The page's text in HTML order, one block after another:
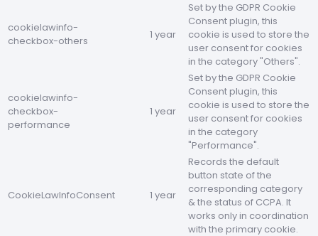
cookielawinfo-
checkbox-others
1 year
Set by the GDPR Cookie
Consent plugin, this
cookie is used to store the
user consent for cookies
in the category "Others".
cookielawinfo-
checkbox-
performance
1 year
Set by the GDPR Cookie
Consent plugin, this
cookie is used to store the
user consent for cookies
in the category
"Performance".
CookieLawInfoConsent 1 year
Records the default
button state of the
corresponding category
& the status of CCPA. It
works only in coordination
with the primary cookie.